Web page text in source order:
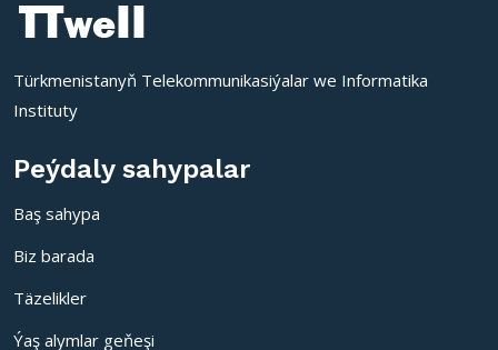
Türkmenistanyň Telekommunikasiýalar we Informatika
Instituty
Peýdaly sahypalar
Baş sahypa
Biz barada
Täzelikler
Ýaş alymlar geňeşi